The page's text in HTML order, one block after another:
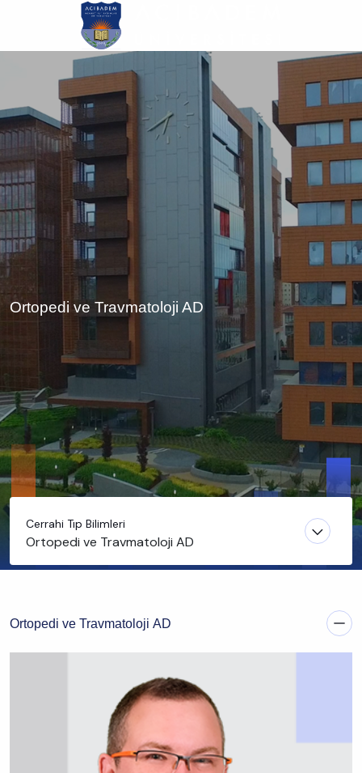
atla
Ortopedi ve Travmatoloji AD
Cerrahi Tıp Bilimleri
Ortopedi ve Travmatoloji AD
Ortopedi ve Travmatoloji AD